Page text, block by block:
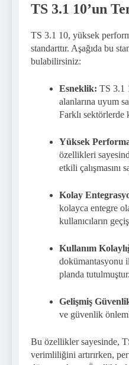
TS 3.1 10’un
TS 3.1 10, yüksek
standarttır. Aşağıda bu
bulabilirsiniz:
Esneklik: TS 3.1
alanlarına uyum
Farklı sektörlerde
Yüksek
özellikleri
etkili çalışmasını
Kolay
kolayca entegre
kullanıcıların
Kullanım
dokümantasyonu
planda tutulmuştur.
Gelişmiş
ve güvenlik
Bu özellikler sayesinde,
verimliliğini artırırken,